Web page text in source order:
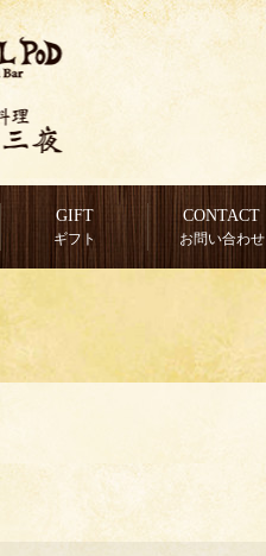
GIFT
ギフト
CONTACT
お問い合わせ